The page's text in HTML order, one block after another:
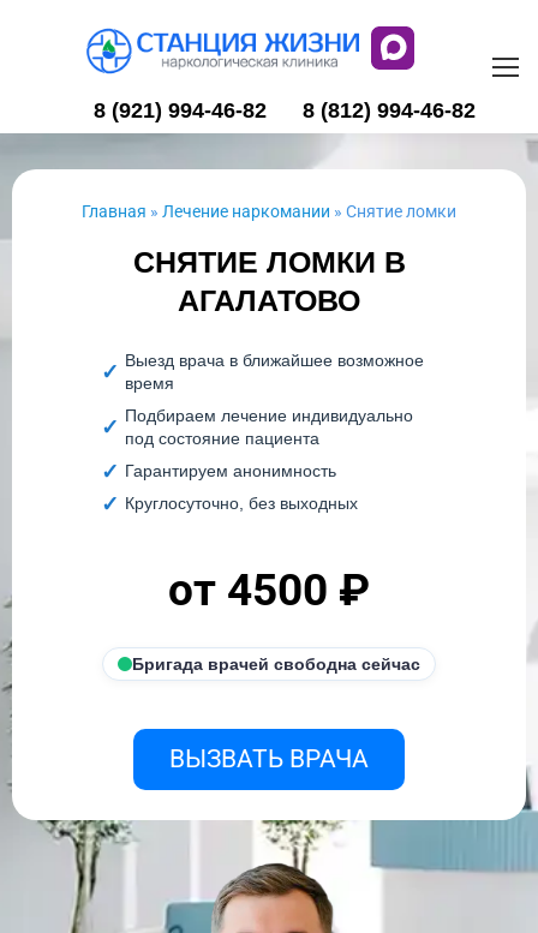
8 (921) 994-46-82 8 (812) 994-46-82
Главная » Лечение наркомании » Снятие ломки
СНЯТИЕ ЛОМКИ В
АГАЛАТОВО
Выезд врача в ближайшее возможное
время
Подбираем лечение индивидуально
под состояние пациента
Гарантируем анонимность
Круглосуточно, без выходных
от 4500 ₽
Бригада врачей свободна сейчас
ВЫЗВАТЬ ВРАЧА